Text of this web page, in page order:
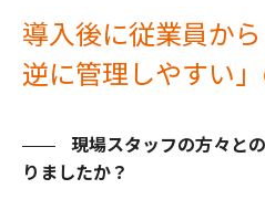
導入後に従業員か
逆に管理しやすい
現場スタッフの方々と
りましたか？